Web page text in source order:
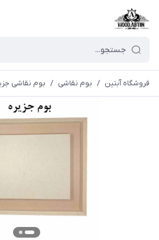
فروشگاه آبتین / بوم نقاشی / بوم نقاشی